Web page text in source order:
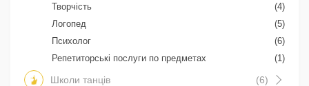
Творчість
(4)
Логопед
(5)
Психолог
(6)
Репетиторські послуги по предметах
(1)
Школи танців (6)